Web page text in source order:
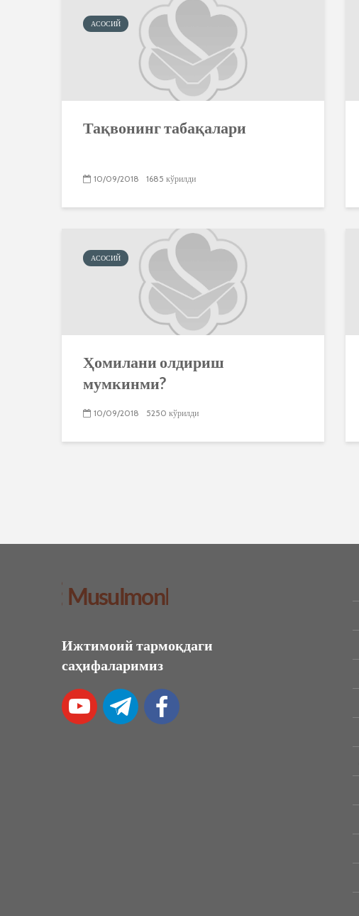
АСОСИЙ
Тақвонинг табақалари
10/09/2018 1685 кўрилди
АСОСИЙ
Ҳомилани олдириш
мумкинми?
10/09/2018 5250 кўрилди
Ижтимоий тармоқдаги
саҳифаларимиз